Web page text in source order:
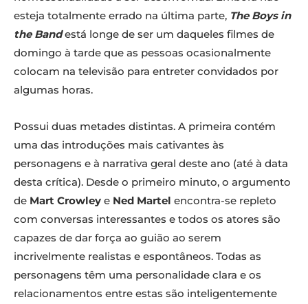
esteja totalmente errado na última parte, The Boys in
the Bandestá longe de ser um daqueles filmes de
domingo à tarde que as pessoas ocasionalmente
colocam na televisão para entreter convidados por
algumas horas.
Possui duas metades distintas. A primeira contém
uma das introduções mais cativantes às
personagens e à narrativa geral deste ano (até à data
desta crítica). Desde o primeiro minuto, o argumento
de Mart Crowley e Ned Martel encontra-se repleto
com conversas interessantes e todos os atores são
capazes de dar força ao guião ao serem
incrivelmente realistas e espontâneos. Todas as
personagens têm uma personalidade clara e os
relacionamentos entre estas são inteligentemente